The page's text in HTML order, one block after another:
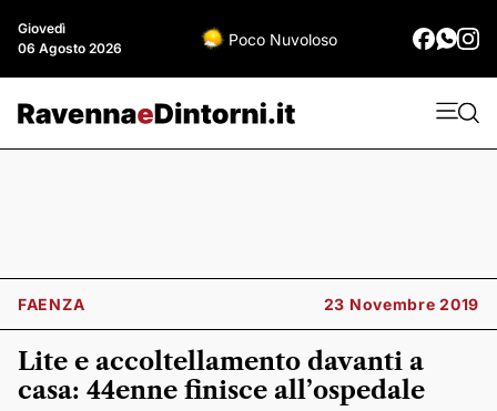
Giovedì
06 Agosto 2026
Poco Nuvoloso
FAENZA 23 Novembre 2019
Lite e accoltellamento davanti a
casa: 44enne finisce all’ospedale